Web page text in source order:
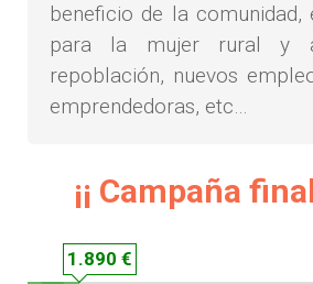
beneficio de la comunidad,
para la mujer rural y
repoblación, nuevos
emprendedoras, etc…
¡¡ Campaña
1.890 €